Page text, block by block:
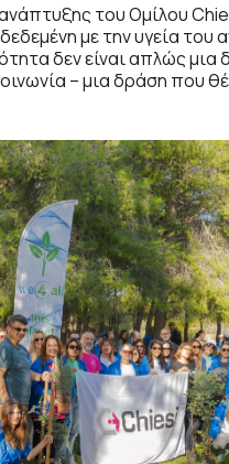
του Ομίλου
με την υγεία
δεν είναι απλώς μια
– μια δράση που